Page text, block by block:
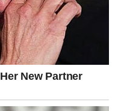
da koriste vašu